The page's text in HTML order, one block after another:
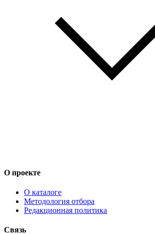
О проекте
О каталоге
Методология отбора
Редакционная политика
Связь